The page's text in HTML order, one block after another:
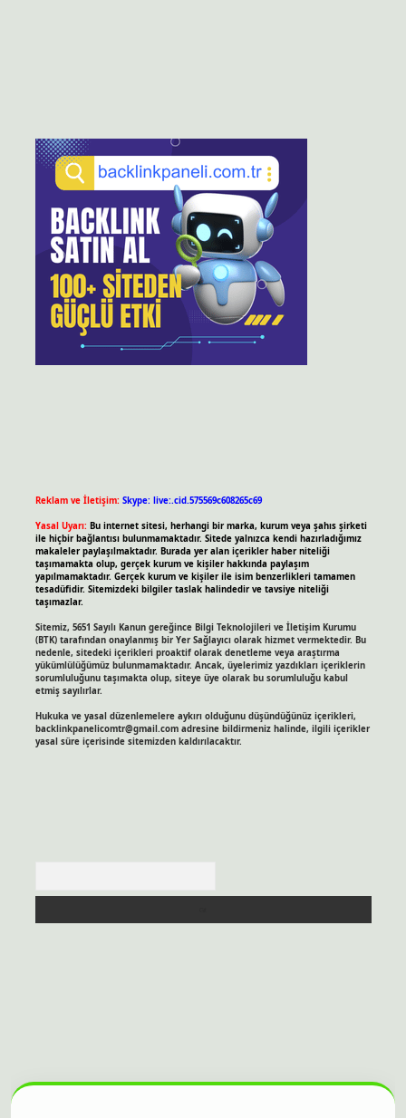
Reklam ve İletişim: Skype: live:.cid.575569c608265c69
Yasal Uyarı: Bu internet sitesi, herhangi bir marka, kurum veya şahıs şirketi
ile hiçbir bağlantısı bulunmamaktadır. Sitede yalnızca kendi hazırladığımız
makaleler paylaşılmaktadır. Burada yer alan içerikler haber niteliği
taşımamakta olup, gerçek kurum ve kişiler hakkında paylaşım
yapılmamaktadır. Gerçek kurum ve kişiler ile isim benzerlikleri tamamen
tesadüfidir. Sitemizdeki bilgiler taslak halindedir ve tavsiye niteliği
taşımazlar.
Sitemiz, 5651 Sayılı Kanun gereğince Bilgi Teknolojileri ve İletişim Kurumu
(BTK) tarafından onaylanmış bir Yer Sağlayıcı olarak hizmet vermektedir. Bu
nedenle, sitedeki içerikleri proaktif olarak denetleme veya araştırma
yükümlülüğümüz bulunmamaktadır. Ancak, üyelerimiz yazdıkları içeriklerin
sorumluluğunu taşımakta olup, siteye üye olarak bu sorumluluğu kabul
etmiş sayılırlar.
Hukuka ve yasal düzenlemelere aykırı olduğunu düşündüğünüz içerikleri,
backlinkpanelicomtr@gmail.comadresine bildirmeniz halinde, ilgili içerikler
yasal süre içerisinde sitemizden kaldırılacaktır.